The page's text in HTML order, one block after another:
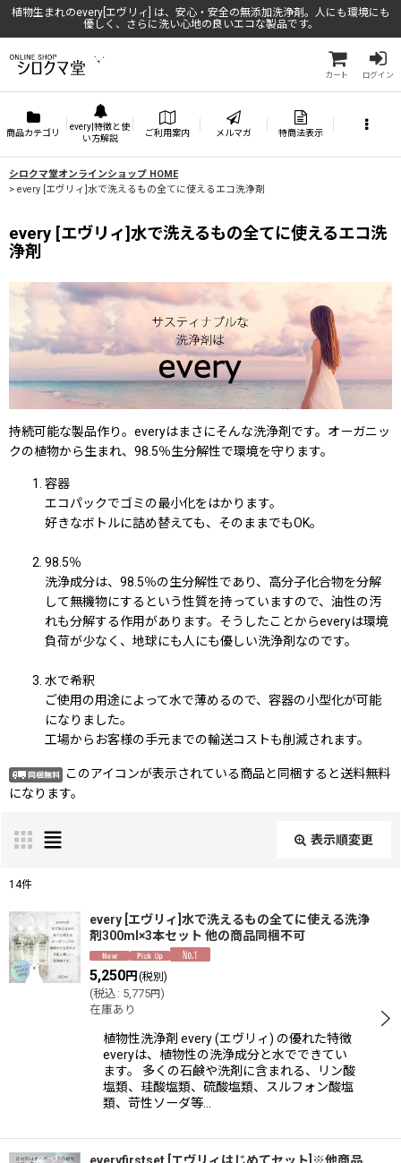
植物生まれのevery[エヴリィ] は、安心・安全の無添加洗浄剤。人にも環境にも
優しく、さらに洗い心地の良いエコな製品です。
カート ログイン
商品カテゴリ
every|特徴と使
い方解説
ご利用案内 メルマガ 特商法表示
シロクマ堂オンラインショップ HOME
> every [エヴリィ]水で洗えるもの全てに使えるエコ洗浄剤
every [エヴリィ]水で洗えるもの全てに使えるエコ洗
浄剤
持続可能な製品作り。everyはまさにそんな洗浄剤です。オーガニッ
クの植物から生まれ、98.5％生分解性で環境を守ります。
容器
エコパックでゴミの最小化をはかります。
好きなボトルに詰め替えても、そのままでもOK。
98.5％
洗浄成分は、98.5％の生分解性であり、高分子化合物を分解
して無機物にするという性質を持っていますので、油性の汚
れも分解する作用があります。そうしたことからeveryは環境
負荷が少なく、地球にも人にも優しい洗浄剤なのです。
水で希釈
ご使用の用途によって水で薄めるので、容器の小型化が可能
になりました。
工場からお客様の手元までの輸送コストも削減されます。
このアイコンが表示されている商品と同梱すると送料無料
になります。
表示順変更
表示数 :
並び順
14件
every [エヴリィ]水で洗えるもの全てに使える洗浄
剤300ml×3本セット 他の商品同梱不可
5,250円 (税別)
(税込 : 5,775円)
在庫あり
植物性洗浄剤 every (エヴリィ) の優れた特徴
everyは、植物性の洗浄成分と水でできてい
ます。 多くの石鹸や洗剤に含まれる、リン酸
塩類、珪酸塩類、硫酸塩類、スルフォン酸塩
類、苛性ソーダ等…